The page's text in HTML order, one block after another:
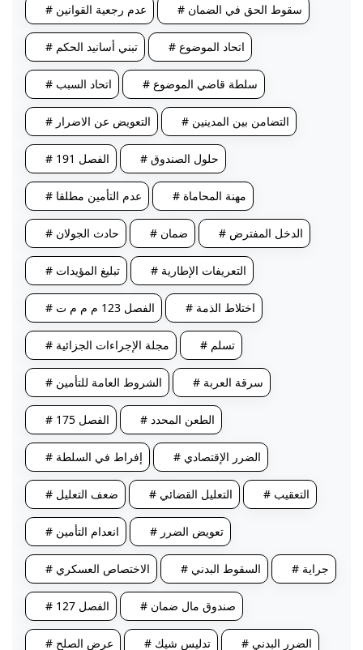
# عدم رجعية القوانين # سقوط الحق في الضمان
# تبني أسانيد الحكم # اتحاد الموضوع
# اتحاد السبب # سلطة قاضي الموضوع
# التعويض عن الاضرار # التضامن بين المدينين
# الفصل 191 # حلول الصندوق
# عدم التأمين مطلقا # مهنة المحاماة
# حادث الجولان # ضمان # الدخل المفترض
# تبليغ المؤيدات # التعريفات الإطارية
# الفصل 123 م م م ت # اختلاط الذمة
# مجلة الإجراءات الجزائية # تسلم
# الشروط العامة للتأمين # سرقة العربة
# الفصل 175 # الطعن المحدد
# إفراط في السلطة # الضرر الإقتصادي
# ضعف التعليل # التعليل القضائي # التعقيب
# انعدام التأمين # تعويض الضرر
# الاختصاص العسكري # السقوط البدني # جراية
# الفصل 127 # صندوق مال ضمان
# عرض الصلح # تدليس شيك # الضرر البدني